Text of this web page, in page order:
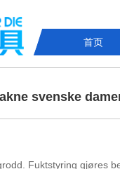
首页
svenske
Fuktstyring gjøres